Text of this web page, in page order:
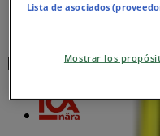
Närmaste
Lista de asociados
Mostrar los